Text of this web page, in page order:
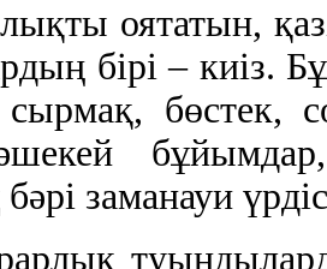
оятатын,
бірі – киіз.
бөстек,
заманауи